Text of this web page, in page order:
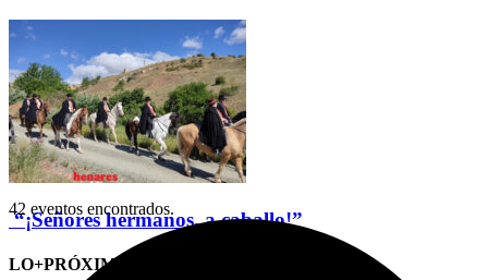
“¡Señores hermanos, a caballo!”
LO+PRÓXIMO (CITAS)
42 eventos encontrados.